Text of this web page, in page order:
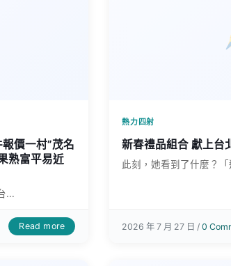
價一村”茂名
熟富平易近
...
Read more
熱力四射
新春禮品組合 獻上台
此刻，她看到了什麼？
2026 年 7 月 27 日 /0